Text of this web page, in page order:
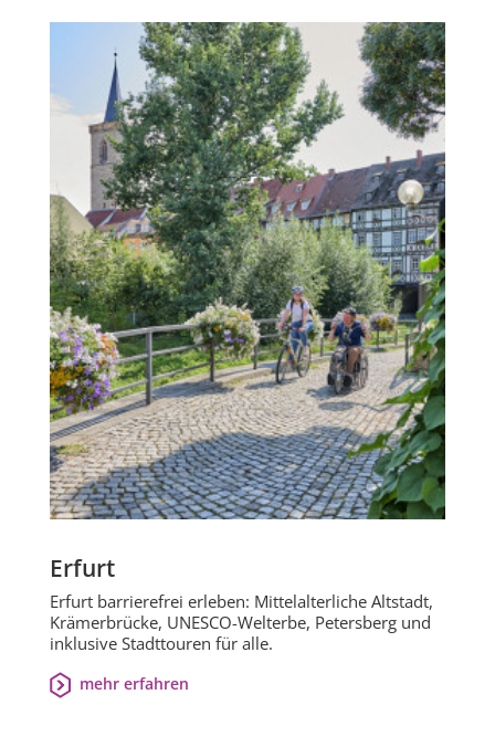
Erfurt
Erfurt barrierefrei erleben: Mittelalterliche Altstadt,
Krämerbrücke, UNESCO-Welterbe, Petersberg und
inklusive Stadttouren für alle.
mehr erfahren